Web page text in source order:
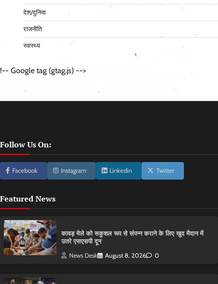
देश/दुनिया
राजनीति
स्वास्थ्य
!-- Google tag (gtag.js) -->
Follow Us On:
Facebook Instagram Linkedin Twitter
Featured News
कावड़ मेले को सकुशल रूप से संपन्न कराने के लिए खुद मैदान में
उतरे एसएसपी दून
News Desk August 8, 2026 0